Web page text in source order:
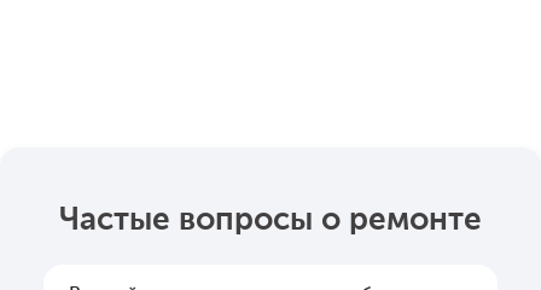
Частые вопросы о ремонте